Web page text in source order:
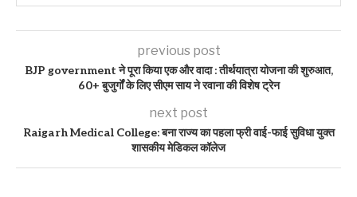
previous post
BJP government ने पूरा किया एक और वादा : तीर्थयात्रा योजना की शुरुआत,
60+ बुजुर्गों के लिए सीएम साय ने रवाना की विशेष ट्रेन
next post
Raigarh Medical College: बना राज्य का पहला फ्री वाई-फाई सुविधा युक्त
शासकीय मेडिकल कॉलेज